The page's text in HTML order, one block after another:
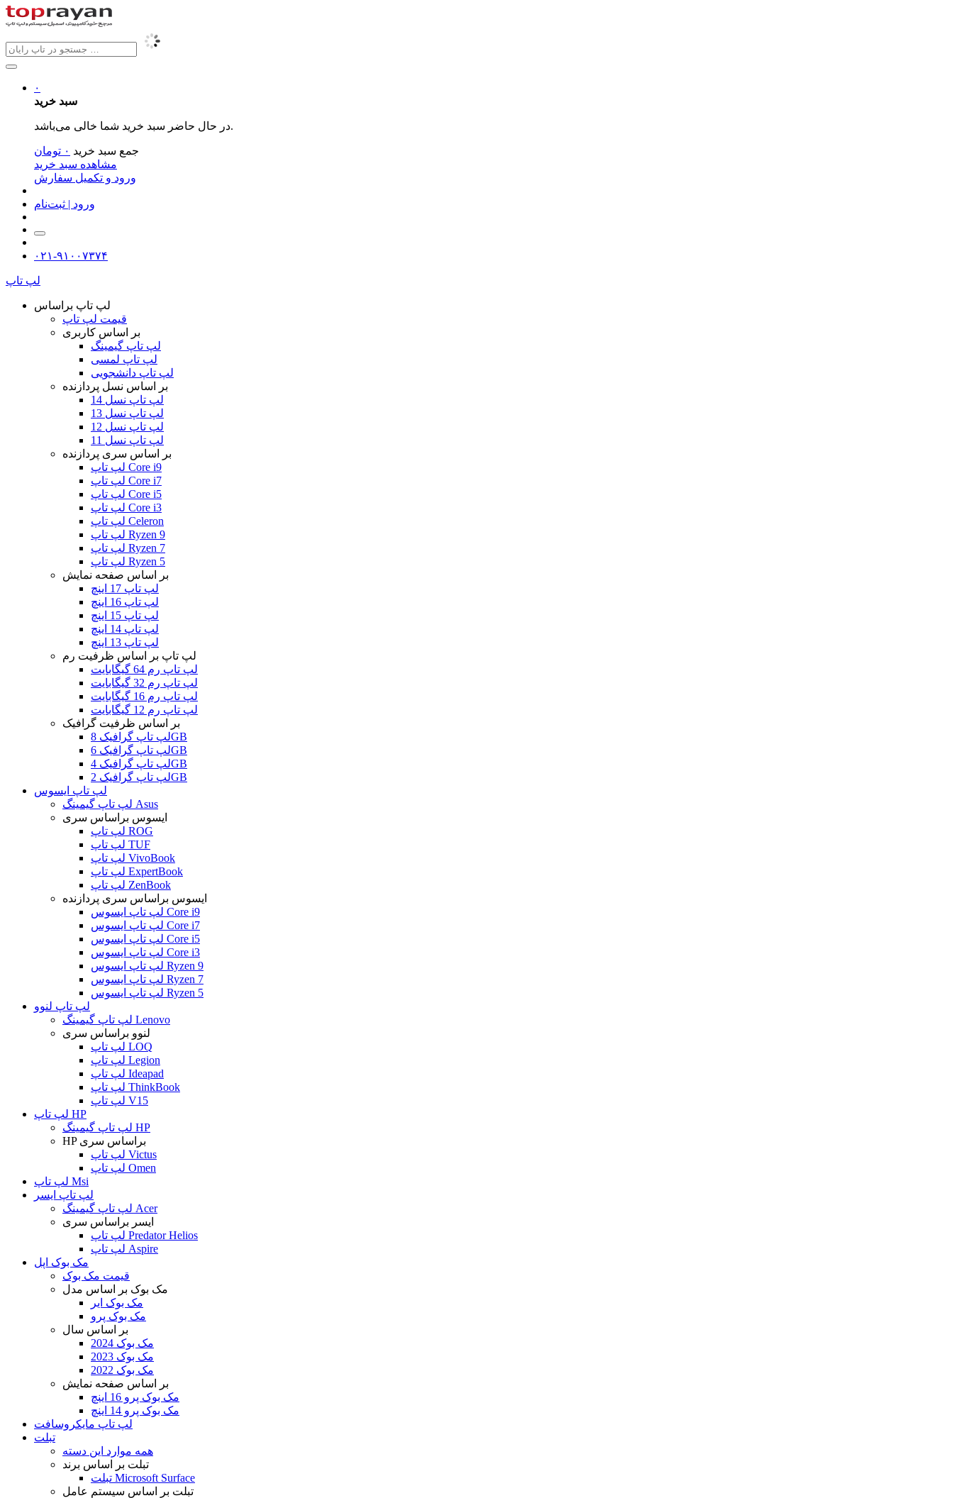
۰
سبد خرید
در حال حاضر سبد خرید شما خالی می‌باشد.
جمع سبد خرید ۰ تومان
مشاهده سبد خرید
ورود و تکمیل سفارش
ورود | ثبت‌نام
۰۲۱-۹۱۰۰۷۳۷۴
لپ تاپ
لپ تاپ براساس
قیمت لپ تاپ
بر اساس کاربری
لپ تاپ گیمینگ
لپ تاپ لمسی
لپ تاپ دانشجویی
بر اساس نسل پردازنده
لپ تاپ نسل 14
لپ تاپ نسل 13
لپ تاپ نسل 12
لپ تاپ نسل 11
بر اساس سری پردازنده
لپ تاپ Core i9
لپ تاپ Core i7
لپ تاپ Core i5
لپ تاپ Core i3
لپ تاپ Celeron
لپ تاپ Ryzen 9
لپ تاپ Ryzen 7
لپ تاپ Ryzen 5
بر اساس صفحه نمایش
لپ تاپ 17 اینچ
لپ تاپ 16 اینچ
لپ تاپ 15 اینچ
لپ تاپ 14 اینچ
لپ تاپ 13 اینچ
لپ تاپ بر اساس ظرفیت رم
لپ تاپ رم 64 گیگابایت
لپ تاپ رم 32 گیگابایت
لپ تاپ رم 16 گیگابایت
لپ تاپ رم 12 گیگابایت
بر اساس ظرفیت گرافیک
لپ تاپ گرافیک 8GB
لپ تاپ گرافیک 6GB
لپ تاپ گرافیک 4GB
لپ تاپ گرافیک 2GB
لپ تاپ ایسوس
لپ تاپ گیمینگ Asus
ایسوس براساس سری
لپ تاپ ROG
لپ تاپ TUF
لپ تاپ VivoBook
لپ تاپ ExpertBook
لپ تاپ ZenBook
ایسوس براساس سری پردازنده
لپ تاپ ایسوس Core i9
لپ تاپ ایسوس Core i7
لپ تاپ ایسوس Core i5
لپ تاپ ایسوس Core i3
لپ تاپ ایسوس Ryzen 9
لپ تاپ ایسوس Ryzen 7
لپ تاپ ایسوس Ryzen 5
لپ تاپ لنوو
لپ تاپ گیمینگ Lenovo
لنوو براساس سری
لپ تاپ LOQ
لپ تاپ Legion
لپ تاپ Ideapad
لپ تاپ ThinkBook
لپ تاپ V15
لپ تاپ HP
لپ تاپ گیمینگ HP
HP براساس سری
لپ تاپ Victus
لپ تاپ Omen
لپ تاپ Msi
لپ تاپ ایسر
لپ تاپ گیمینگ Acer
ایسر براساس سری
لپ تاپ Predator Helios
لپ تاپ Aspire
مک بوک اپل
قیمت مک بوک
مک بوک بر اساس مدل
مک بوک ایر
مک بوک پرو
بر اساس سال
مک بوک 2024
مک بوک 2023
مک بوک 2022
بر اساس صفحه نمایش
مک بوک پرو 16 اینچ
مک بوک پرو 14 اینچ
لپ تاپ مایکروسافت
تبلت
همه موارد این دسته
تبلت بر اساس برند
تبلت Microsoft Surface
تبلت بر اساس سیستم عامل